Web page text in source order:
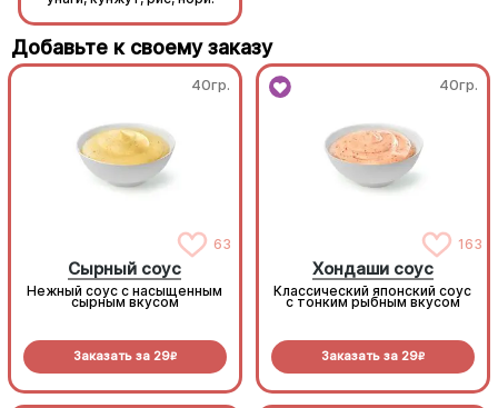
Добавьте к своему заказу
40гр.
63
Сырный соус
Нежный соус с насыщенным
сырным вкусом
Заказать за 29R
40гр.
163
Хондаши соус
Классический японский соус
с тонким рыбным вкусом
Заказать за 29R